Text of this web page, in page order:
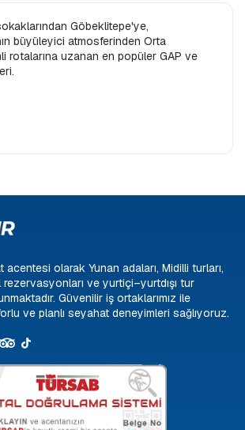
Göbeklitepe'ye,
büyüleyici atmosferinden Orta
rotalarına uzanan en popüler GAP ve
acentesi olarak Yunan adaları, Midilli turları,
ve yurtiçi–yurtdışı tur
Güvenilir iş ortaklarımız ile
ve planlı seyahat deneyimleri sağlıyoruz.